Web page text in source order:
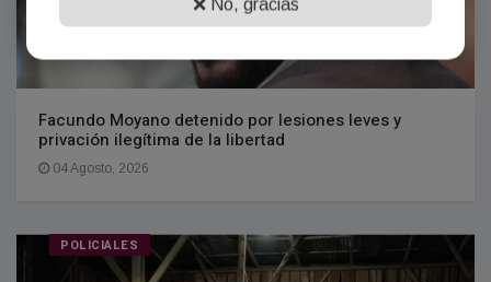
Facundo Moyano detenido por lesiones leves y
privación ilegítima de la libertad
04 Agosto, 2026
POLICIALES
❌ No, gracias